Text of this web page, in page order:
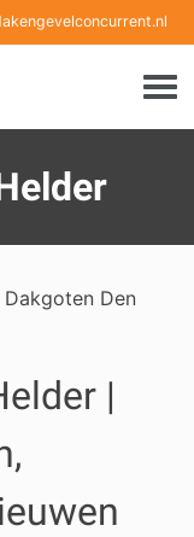
Dakgoten Den
|